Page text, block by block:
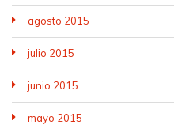
agosto 2015
julio 2015
junio 2015
mayo 2015